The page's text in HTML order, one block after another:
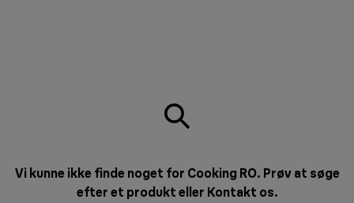
Vi kunne ikke finde noget for Cooking RO. Prøv at søge
efter et produkt eller Kontakt os.